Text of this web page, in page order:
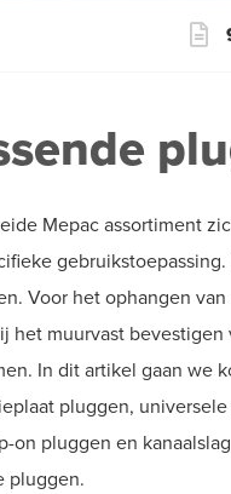
Mepac assortiment
Voor het ophangen
muurvast bevestigen
In dit artikel gaan we
pluggen,
pluggen en
pluggen.